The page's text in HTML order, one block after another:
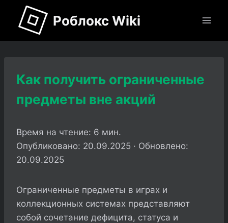
Перейти
содержимому
Роблокс Wiki
Как получить ограниченные
предметы вне акций
Время на чтение: 6 мин.
Опубликовано: 20.09.2025 · Обновлено:
20.09.2025
Ограниченные предметы в играх и
коллекционных системах представляют
собой сочетание дефицита, статуса и